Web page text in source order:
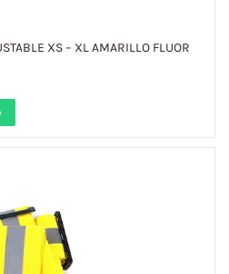
XS – XL AMARILLO FLUOR